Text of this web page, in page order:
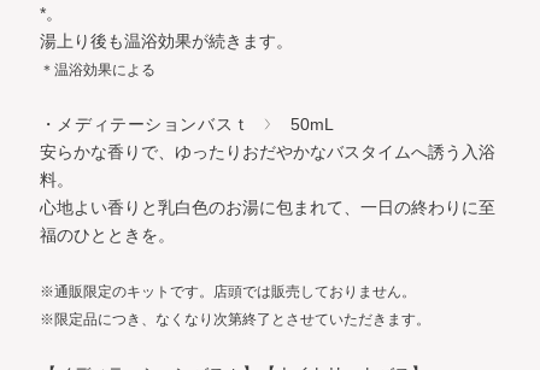
*。
湯上り後も温浴効果が続きます。
＊温浴効果による
・メディテーションバスｔ
50mL
安らかな香りで、ゆったりおだやかなバスタイムへ誘う入浴
料。
心地よい香りと乳白色のお湯に包まれて、一日の終わりに至
福のひとときを。
※通販限定のキットです。店頭では販売しておりません。
※限定品につき、なくなり次第終了とさせていただきます。